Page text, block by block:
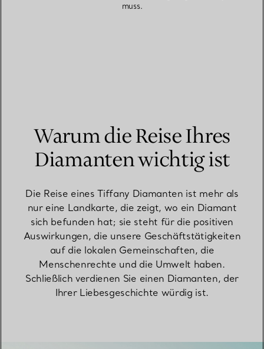
muss.
Warum die Reise Ihres
Diamanten wichtig ist
Die Reise eines Tiffany Diamanten ist mehr als
nur eine Landkarte, die zeigt, wo ein Diamant
sich befunden hat; sie steht für die positiven
Auswirkungen, die unsere Geschäftstätigkeiten
auf die lokalen Gemeinschaften, die
Menschenrechte und die Umwelt haben.
Schließlich verdienen Sie einen Diamanten, der
Ihrer Liebesgeschichte würdig ist.